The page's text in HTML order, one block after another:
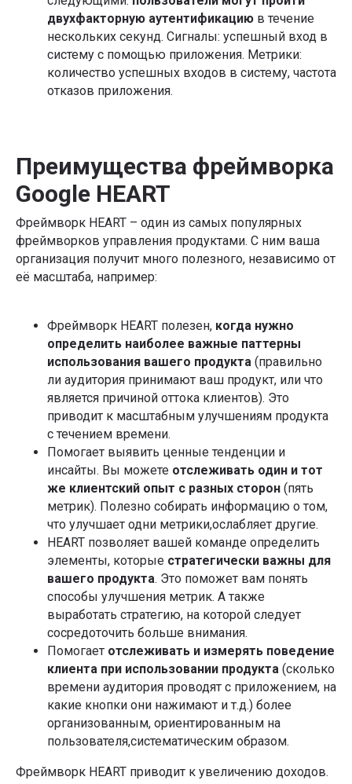
двухфакторную аутентификацию в течение
нескольких секунд. Сигналы: успешный вход в
систему с помощью приложения. Метрики:
количество успешных входов в систему, частота
отказов приложения.
Преимущества фреймворка
Google HEART
Фреймворк HEART – один из самых популярных
фреймворков управления продуктами. С ним ваша
организация получит много полезного, независимо от
её масштаба, например:
Фреймворк HEART полезен, когда нужно
определить наиболее важные паттерны
использования вашего продукта (правильно
ли аудитория принимают ваш продукт, или что
является причиной оттока клиентов). Это
приводит к масштабным улучшениям продукта
с течением времени.
Помогает выявить ценные тенденции и
инсайты. Вы можете отслеживать один и тот
же клиентский опыт с разных сторон (пять
метрик). Полезно собирать информацию о том,
что улучшает одни метрики,ослабляет другие.
HEART позволяет вашей команде определить
элементы, которые стратегически важны для
вашего продукта. Это поможет вам понять
способы улучшения метрик. А также
выработать стратегию, на которой следует
сосредоточить больше внимания.
Помогает отслеживать и измерять поведение
клиента при использовании продукта (сколько
времени аудитория проводят с приложением, на
какие кнопки они нажимают и т.д.) более
организованным, ориентированным на
пользователя,систематическим образом.
Фреймворк HEART приводит к увеличению доходов.
Обучение по методологии Product Focus,
которую уже применяют в:
Политики конфиденциальности
Я даюСогласие на получение информационно-
Подобрать обучение
Подписывайтесь на
рассылку со статьями,
которую читают лидеры
рынка
Я даюСогласие на обработку перс.данныхна
Политики конфиденциальности
Я даюСогласие на получение информационно-
Телеграм-канал Product Lab